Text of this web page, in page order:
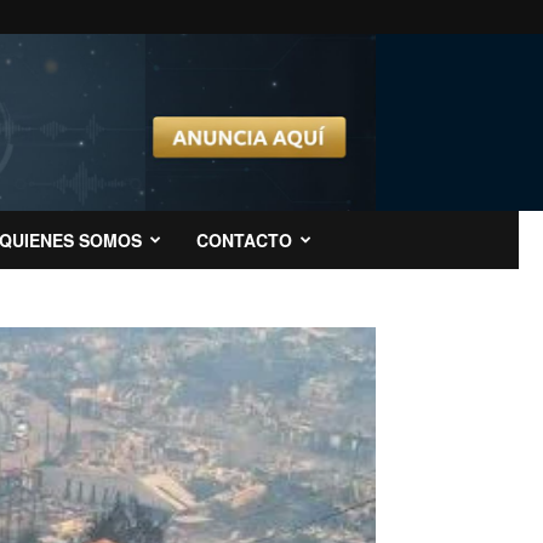
QUIENES SOMOS CONTACTO